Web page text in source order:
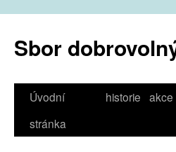
Sbor
Úvodní
stránka
historie akce